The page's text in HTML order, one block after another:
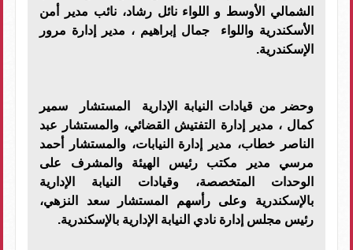
الشمالي الأوسط و اللواء نائل رشاد، نائب مدير أمن
الأسكندرية واللواء جمال إبراهيم ، مدير إدارة مرور
الإسكندرية.
وحضر من قيادات النيابة الإدارية المستشار سمير
كمال ، مدير إدارة التفتيش القضائي، والمستشار عبد
الناصر خطاب، مدير إدارة النيابات، والمستشار أحمد
مرسي مدير مكتب رئيس الهيئة والمشرف على
الوحدات المتخصصة، وقيادات النيابة الإدارية
بالإسكندرية وعلى رأسهم المستشار سعد النزهي،
رئيس مجلس إدارة نادي النيابة الإدارية بالإسكندرية.